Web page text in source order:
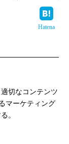
Hatena
切なコンテンツ
マーケティング
。